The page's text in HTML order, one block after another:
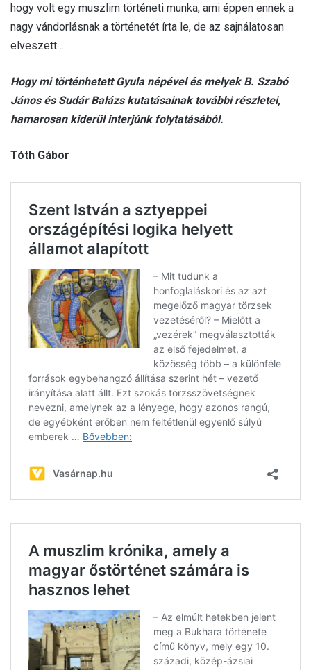
hogy volt egy muszlim történeti munka, ami éppen ennek a
nagy vándorlásnak a történetét írta le, de az sajnálatosan
elveszett…
Hogy mi történhetett Gyula népével és melyek B. Szabó
János és Sudár Balázs kutatásainak további részletei,
hamarosan kiderül interjúnk folytatásából.
Tóth Gábor